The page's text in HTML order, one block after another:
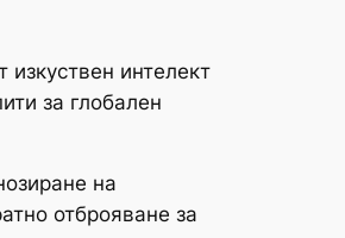
интелект
за глобален
на
отброяване за